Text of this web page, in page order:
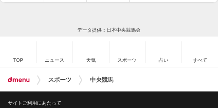
データ提供：日本中央競馬会
TOP ニュース 天気 スポーツ 占い すべて
スポーツ 中央競馬
サイトご利用にあたって